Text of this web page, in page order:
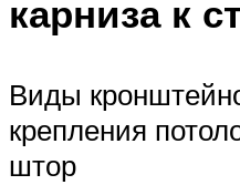
карниза к
Виды
крепления
штор